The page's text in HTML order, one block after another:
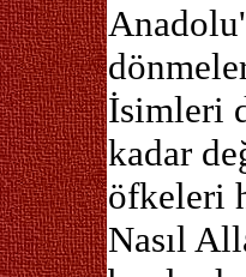
İsimleri
kadar
öfkeleri
Nasıl